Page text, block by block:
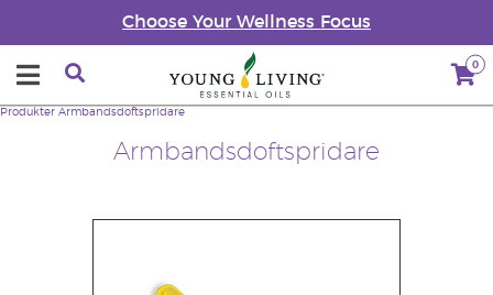
Choose Your Wellness Focus
0
Armbandsdoftspridare
Produkter Armbandsdoftspridare